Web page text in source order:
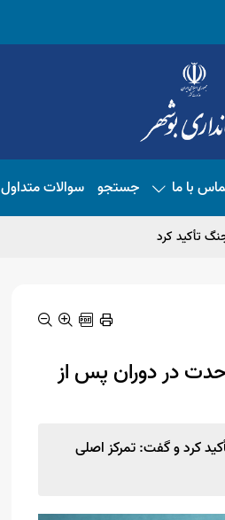
با ما جستجو سوالات متداول
تأکید کرد
در دوران پس از
کرد و گفت: تمرکز اصلی